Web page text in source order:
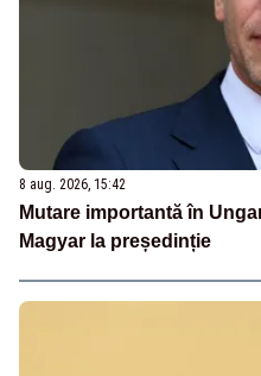
8 aug. 2026, 15:42
Mutare importantă în
Magyar la președinție